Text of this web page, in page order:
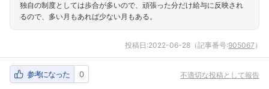
独自の制度としては歩合が多いので、頑張った分だけ給与に反映され
るので、多い月もあれば少ない月もある。
投稿日:2022-06-28 （記事番号:905067 ）
参考になった 0 不適切な投稿として報告